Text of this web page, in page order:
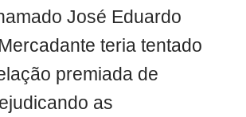
José Eduardo
teria tentado
premiada de
as